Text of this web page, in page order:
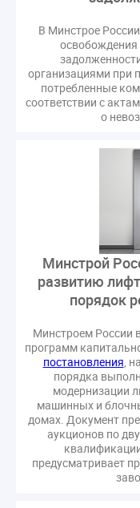
переуступка
пожарная
прибор учета
прогород
проект
статистика
В Минстрое
организациями при
потребленные
соответствии с
о
Минстрой
развитию
порядок
Минстроем России
программ
постановления ,
порядка
модернизации
машинных и
домах. Документ
аукционов по
предусматривает